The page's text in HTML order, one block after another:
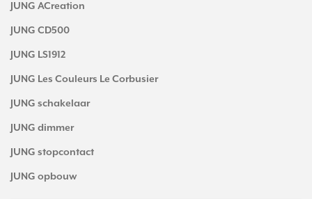
JUNG ACreation
JUNG CD500
JUNG LS1912
JUNG Les Couleurs Le Corbusier
JUNG schakelaar
JUNG dimmer
JUNG stopcontact
JUNG opbouw